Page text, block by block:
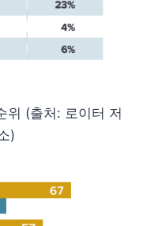
위 (출처: 로이터 저
)